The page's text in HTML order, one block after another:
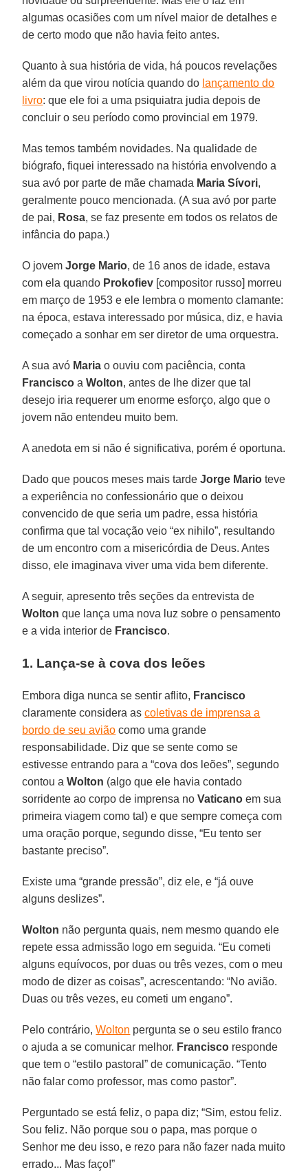
algumas ocasiões com um nível maior de detalhes e
de certo modo que não havia feito antes.
Quanto à sua história de vida, há poucos revelações
além da que virou notícia quando do lançamento do
livro: que ele foi a uma psiquiatra judia depois de
concluir o seu período como provincial em 1979.
Mas temos também novidades. Na qualidade de
biógrafo, fiquei interessado na história envolvendo a
sua avó por parte de mãe chamada Maria Sívori,
geralmente pouco mencionada. (A sua avó por parte
de pai, Rosa, se faz presente em todos os relatos de
infância do papa.)
O jovemJorge Mario, de 16 anos de idade, estava
com ela quando Prokofiev [compositor russo] morreu
em março de 1953 e ele lembra o momento clamante:
na época, estava interessado por música, diz, e havia
começado a sonhar em ser diretor de uma orquestra.
A sua avó Maria o ouviu com paciência, conta
Francisco aWolton, antes de lhe dizer que tal
desejo iria requerer um enorme esforço, algo que o
jovem não entendeu muito bem.
A anedota em si não é significativa, porém é oportuna.
Dado que poucos meses mais tardeJorge Mario teve
a experiência no confessionário que o deixou
convencido de que seria um padre, essa história
confirma que tal vocação veio “ex nihilo”, resultando
de um encontro com a misericórdia de Deus. Antes
disso, ele imaginava viver uma vida bem diferente.
A seguir, apresento três seções da entrevista de
Wolton que lança uma nova luz sobre o pensamento
e a vida interior de Francisco.
1. Lança-se à cova dos leões
Embora diga nunca se sentir aflito, Francisco
claramente considera ascoletivas de imprensa a
bordo de seu avião como uma grande
responsabilidade. Diz que se sente como se
estivesse entrando para a “cova dos leões”, segundo
contou aWolton (algo que ele havia contado
sorridente ao corpo de imprensa noVaticano em sua
primeira viagem como tal) e que sempre começa com
uma oração porque, segundo disse, “Eu tento ser
bastante preciso”.
Existe uma “grande pressão”, diz ele, e “já ouve
alguns deslizes”.
Wolton não pergunta quais, nem mesmo quando ele
repete essa admissão logo em seguida. “Eu cometi
alguns equívocos, por duas ou três vezes, com o meu
modo de dizer as coisas”, acrescentando: “No avião.
Duas ou três vezes, eu cometi um engano”.
Pelo contrário,Wolton pergunta se o seu estilo franco
o ajuda a se comunicar melhor. Francisco responde
que tem o “estilo pastoral” de comunicação. “Tento
não falar como professor, mas como pastor”.
Perguntado se está feliz, o papa diz; “Sim, estou feliz.
Sou feliz. Não porque sou o papa, mas porque o
Senhor me deu isso, e rezo para não fazer nada muito
errado... Mas faço!”